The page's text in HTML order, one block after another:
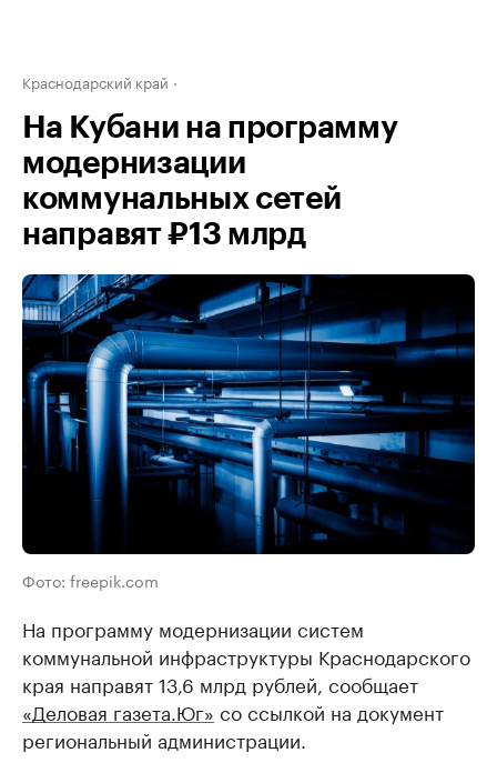
Краснодарский край
На Кубани на программу
модернизации
коммунальных сетей
направят ₽13 млрд
Фото: freepik.com
На программу модернизации систем
коммунальной инфраструктуры Краснодарского
края направят 13,6 млрд рублей, сообщает
«Деловая газета.Юг» со ссылкой на документ
региональный администрации.